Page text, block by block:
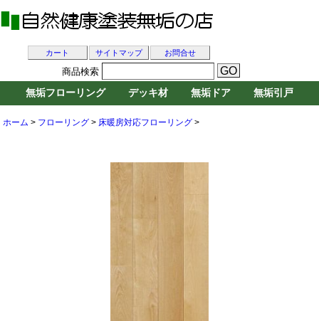
ホーム > フローリング > 床暖房対応フローリング >
カート サイトマップ お問合せ
商品検索
無垢フローリング デッキ材 無垢ドア 無垢引戸